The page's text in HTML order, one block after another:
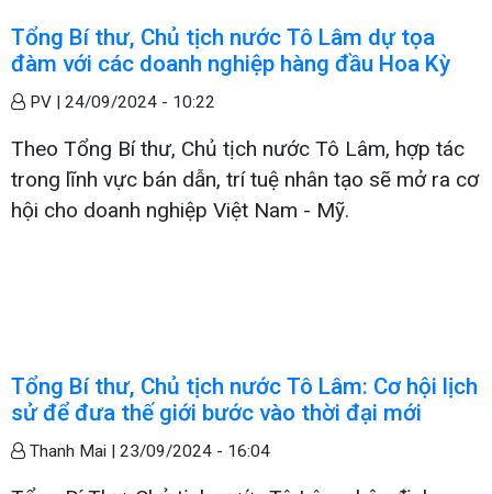
Tổng Bí thư, Chủ tịch nước Tô Lâm dự tọa
đàm với các doanh nghiệp hàng đầu Hoa Kỳ
PV | 24/09/2024 - 10:22
Theo Tổng Bí thư, Chủ tịch nước Tô Lâm, hợp tác
trong lĩnh vực bán dẫn, trí tuệ nhân tạo sẽ mở ra cơ
hội cho doanh nghiệp Việt Nam - Mỹ.
Tổng Bí thư, Chủ tịch nước Tô Lâm: Cơ hội lịch
sử để đưa thế giới bước vào thời đại mới
Thanh Mai | 23/09/2024 - 16:04